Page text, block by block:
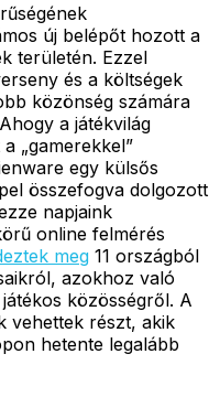
új belépőt hozott a
területén. Ezzel
és a költségek
közönség számára
a játékvilág
„gamerekkel”
egy külsős
összefogva dolgozott
napjaink
online felmérés
meg 11 országból
azokhoz való
közösségről. A
vehettek részt, akik
hetente legalább